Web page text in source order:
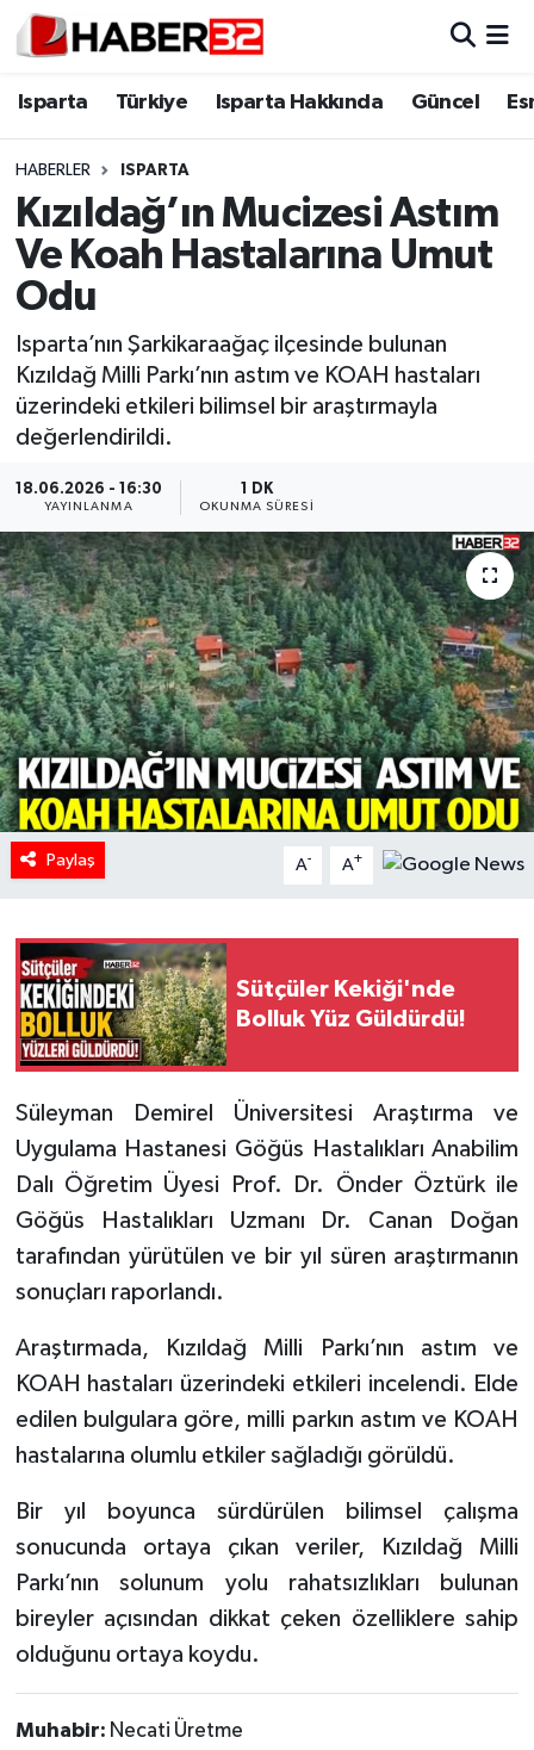
Isparta Türkiye Isparta Hakkında Güncel
HABERLER ISPARTA
Kızıldağ’ın Mucizesi Astım
Ve Koah Hastalarına Umut
Odu
Isparta’nın Şarkikaraağaç ilçesinde bulunan
Kızıldağ Milli Parkı’nın astım ve KOAH hastaları
üzerindeki etkileri bilimsel bir araştırmayla
değerlendirildi.
18.06.2026 - 16:30
YAYINLANMA
1 DK
OKUNMA SÜRESI
Paylaş A- A+
Sütçüler Kekiği'nde
Bolluk Yüz Güldürdü!
Süleyman Demirel Üniversitesi Araştırma ve
Uygulama Hastanesi Göğüs Hastalıkları Anabilim
Dalı Öğretim Üyesi Prof. Dr. Önder Öztürk ile
Göğüs Hastalıkları Uzmanı Dr. Canan Doğan
tarafından yürütülen ve bir yıl süren araştırmanın
sonuçları raporlandı.
Araştırmada, Kızıldağ Milli Parkı’nın astım ve
KOAH hastaları üzerindeki etkileri incelendi. Elde
edilen bulgulara göre, milli parkın astım ve KOAH
hastalarına olumlu etkiler sağladığı görüldü.
Bir yıl boyunca sürdürülen bilimsel çalışma
sonucunda ortaya çıkan veriler, Kızıldağ Milli
Parkı’nın solunum yolu rahatsızlıkları bulunan
bireyler açısından dikkat çeken özelliklere sahip
olduğunu ortaya koydu.
Muhabir: Necati Üretme
Isparta
Esnaf Diyor ki;
ASAYİŞ
BİLİM VE TEKNOLOJİ
EĞİTİM
Güncel
HABERDE İNSAN
İlginç
KÜLTÜR SANAT
MAGAZİN
Oyun
POLİTİKA
RESMİ İLANLAR
SAĞLIK
Spor
Tarihi Yapılarımız
Teknoloji
Türkiye
Yerel
Künye
Isparta Nöbetçi Eczaneler
Isparta Trafik Yoğunluk Haritası
Süper Lig Puan Durumu ve Fikstür
Tüm Manşetler
Son Dakika Haberleri